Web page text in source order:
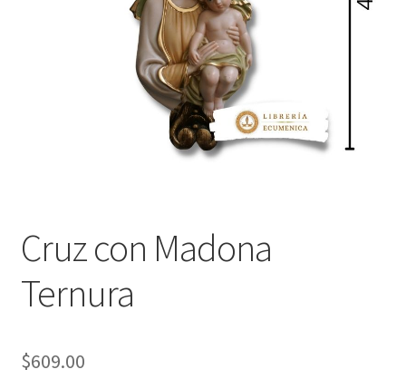
Política de privacidad
Cruz con Madona
Ternura
$609.00